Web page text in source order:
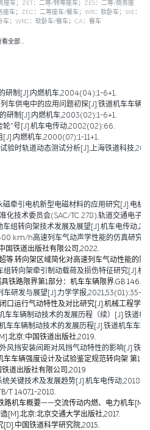
座车；ZET：二等/特等座车；ZES：二等/商务座
车；ZEC：二等座车/餐车；WR：软卧车；WE：
车；WRC：软卧车/餐车；CA：餐车
看全部…
研制[J].内燃机车,2004(04):1-6+1.
车供电中的应用问题初探[J].铁道机车车辆
研制[J].内燃机车,2003(02):1-6+1.
”号[J].机车电传动,2002(02):66.
内燃机车,2000(07):1-11+1.
验时轨道动态测试分析[J].上海铁道科技
磁牵引电机新型电磁材料的应用研究[J].电
化技术委员会(SAC/TC 278).轨道交通电
车组转向架技术发展及展望[J].机车电传动
km/h高速列车气动声学性能的仿真研究
国铁道出版社有限公司,2022.
.转向架区域简化对高速列车气动性能的
组转向架牵引制动载荷及损伤特征研究[J].机
铁路限界第1部分：机车车辆限界.GB
车研发与展望[J].力学学报,2021,53(01):35-
口运行气动特性及对比研究[J].机械工程学
车车辆制动技术的发展历程（续）[J].铁道
车车辆制动技术的发展历程[J].铁道机车车
北京:中国铁道出版社,2019.
风挡安装间距对风挡气动特性的影响[J].铁
车车辆强度设计及试验鉴定规范转向架 第1
道出版社有限公司,2019
统关键技术及发展趋势[J].机车电传动
T 1407.1-2018.
路机车概要——交流传动内燃、电力机车[M].
[M].北京:北京交通大学出版社,2017.
中国铁道科学研究院,2015.